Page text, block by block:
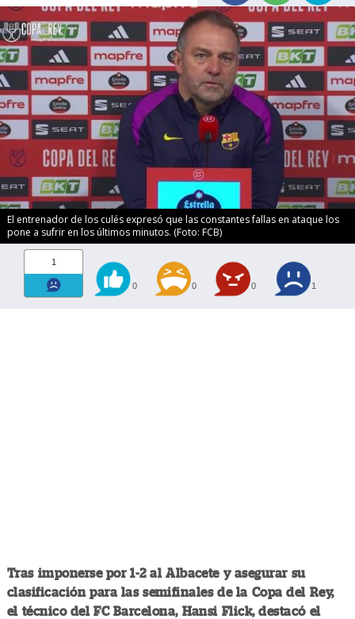
El entrenador de los culés expresó que las constantes fallas en ataque los
pone a sufrir en los últimos minutos. (Foto: FCB)
1
0 0 0 1
Tras imponerse por 1-2 al Albacete y asegurar su
clasificación para las semifinales de la Copa del Rey,
el técnico del FC Barcelona, Hansi Flick, destacó el